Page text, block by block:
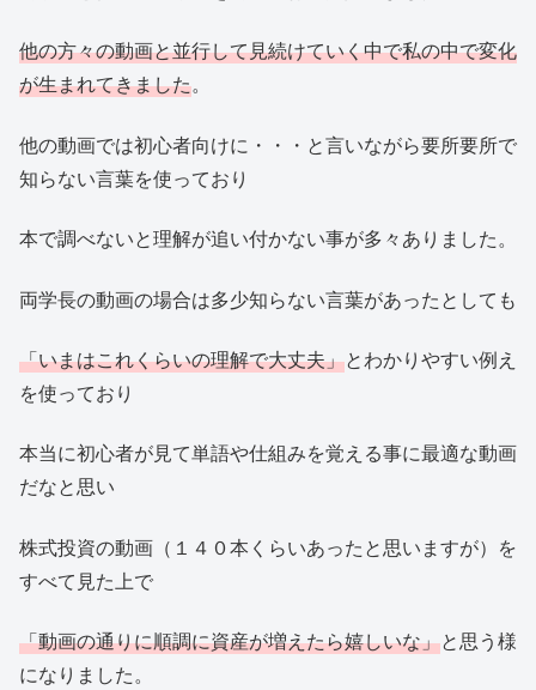
他の方々の動画と並行して見続けていく中で私の中で変化
が生まれてきました。
他の動画では初心者向けに・・・と言いながら要所要所で
知らない言葉を使っており
本で調べないと理解が追い付かない事が多々ありました。
両学長の動画の場合は多少知らない言葉があったとしても
「いまはこれくらいの理解で大丈夫」とわかりやすい例え
を使っており
本当に初心者が見て単語や仕組みを覚える事に最適な動画
だなと思い
株式投資の動画（１４０本くらいあったと思いますが）を
すべて見た上で
「動画の通りに順調に資産が増えたら嬉しいな」と思う様
になりました。